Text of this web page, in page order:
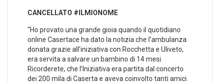
CANCELLATO ‪#‎ILMIONOME‬
“Ho provato una grande gioia quando il quotidiano
online Casertace ha dato la notizia che l’ambulanza
donata grazie all’iniziativa con Rocchetta e Uliveto,
era servita a salvare un bambino di 14 mesi.
Ricorderete, che l’Iniziativa era partita dal concerto
dei 200 mila di Caserta e aveva coinvolto tanti amici.